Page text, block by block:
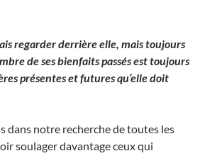
regarder derrière elle, mais toujours
de ses bienfaits passés est toujours
pré­sentes et futures qu’elle doit
dans notre recherche de toutes les
soulager davantage ceux qui